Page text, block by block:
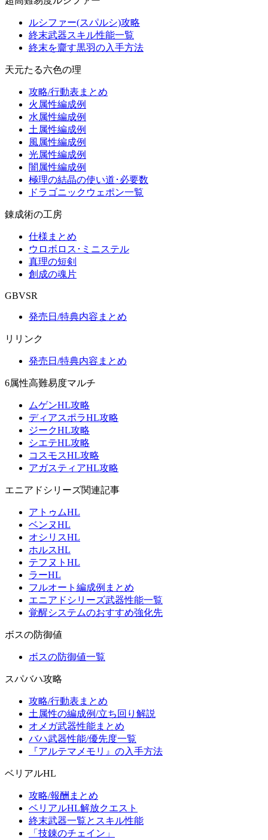
ルシファー(スパルシ)攻略
終末武器スキル性能一覧
終末を齎す黒羽の入手方法
天元たる六色の理
攻略/行動表まとめ
火属性編成例
水属性編成例
土属性編成例
風属性編成例
光属性編成例
闇属性編成例
極理の結晶の使い道･必要数
ドラゴニックウェポン一覧
錬成術の工房
仕様まとめ
ウロボロス･ミニステル
真理の短剣
創成の魂片
GBVSR
発売日/特典内容まとめ
リリンク
発売日/特典内容まとめ
6属性高難易度マルチ
ムゲンHL攻略
ディアスポラHL攻略
ジークHL攻略
シエテHL攻略
コスモスHL攻略
アガスティアHL攻略
エニアドシリーズ関連記事
アトゥムHL
ベンヌHL
オシリスHL
ホルスHL
テフヌトHL
ラーHL
フルオート編成例まとめ
エニアドシリーズ武器性能一覧
覚醒システムのおすすめ強化先
ボスの防御値
ボスの防御値一覧
スパバハ攻略
攻略/行動表まとめ
土属性の編成例/立ち回り解説
オメガ武器性能まとめ
バハ武器性能/優先度一覧
『アルテマメモリ』の入手方法
ベリアルHL
攻略/報酬まとめ
ベリアルHL解放クエスト
終末武器一覧とスキル性能
「技錬のチェイン」